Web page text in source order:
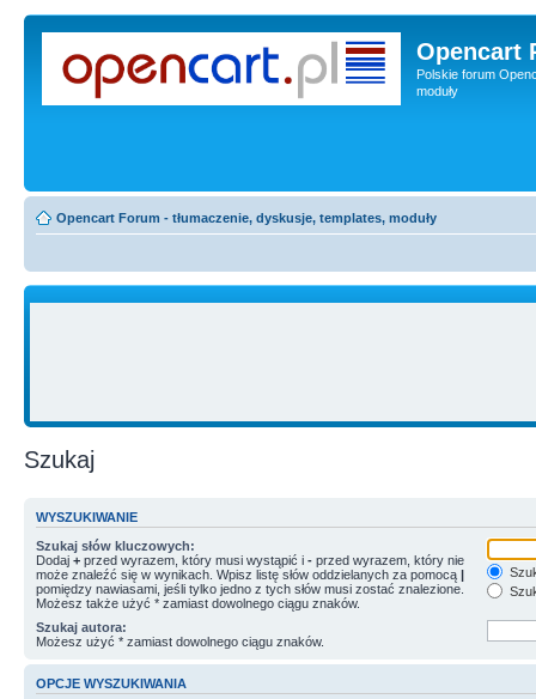
Opencart
Polskie forum
moduły
Opencart Forum - tłumaczenie, dyskusje, templates, moduły
Szukaj
WYSZUKIWANIE
Szukaj słów kluczowych:
Dodaj + przed wyrazem, który musi wystąpić i - przed wyrazem, który nie
może znaleźć się w wynikach. Wpisz listę słów oddzielanych za pomocą |
pomiędzy nawiasami, jeśli tylko jedno z tych słów musi zostać znalezione.
Możesz także użyć * zamiast dowolnego ciągu znaków.
Szukaj autora:
Możesz użyć * zamiast dowolnego ciągu znaków.
OPCJE WYSZUKIWANIA